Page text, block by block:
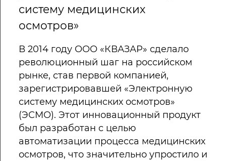
систему медицинских
осмотров»
В 2014 году ООО «КВАЗАР» сделало
революционный шаг на российском
рынке, став первой компанией,
зарегистрировавшей «Электронную
систему медицинских осмотров»
(ЭСМО). Этот инновационный продукт
был разработан с целью
автоматизации процесса медицинских
осмотров, что значительно упростило и